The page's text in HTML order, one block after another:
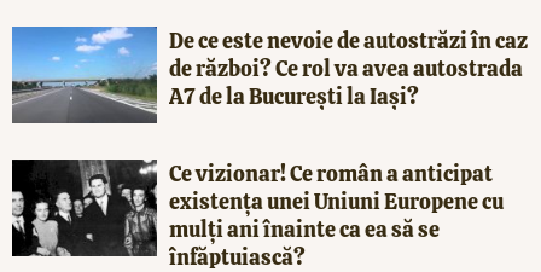
De ce este nevoie de autostrăzi în caz
de război? Ce rol va avea autostrada
A7 de la București la Iași?
Ce vizionar! Ce român a anticipat
existența unei Uniuni Europene cu
mulți ani înainte ca ea să se
înfăptuiască?